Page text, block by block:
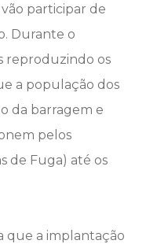
participar de
Durante o
reproduzindo os
a população dos
da barragem e
pelos
de Fuga) até os
que a implantação